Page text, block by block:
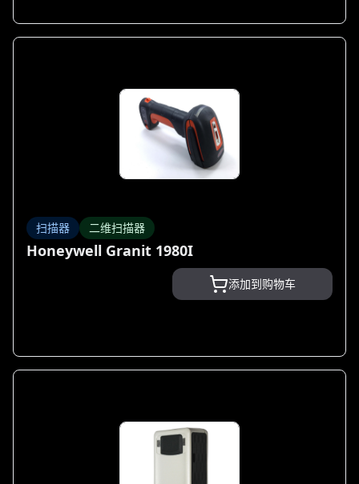
扫描器 二维扫描器
Honeywell Granit 1980I
添加到购物车